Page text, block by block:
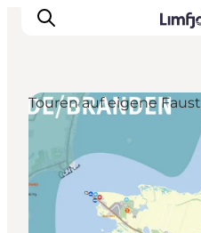
Touren auf eigene Faust